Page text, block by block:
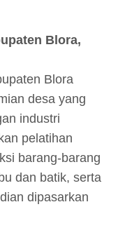
Blora,
Blora
desa yang
industri
pelatihan
barang-barang
dan batik, serta
dipasarkan